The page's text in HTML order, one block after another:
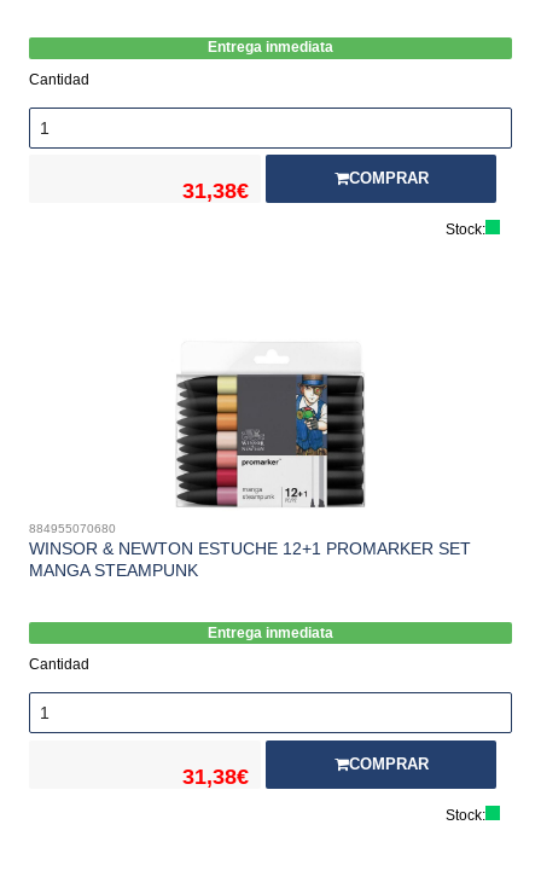
Entrega inmediata
Cantidad
31,38€
COMPRAR
Stock:
884955070680
WINSOR & NEWTON ESTUCHE 12+1 PROMARKER SET
MANGA STEAMPUNK
Entrega inmediata
Cantidad
31,38€
COMPRAR
Stock: